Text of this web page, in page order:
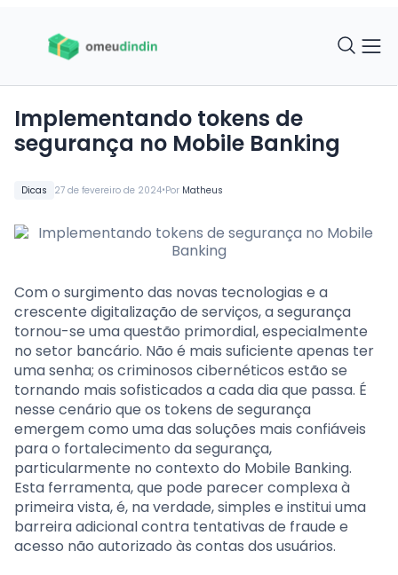
Dicas 27 de fevereiro de 2024•Por Matheus
Implementando tokens de
segurança no Mobile Banking
Com o surgimento das novas tecnologias e a
crescente digitalização de serviços, a segurança
tornou-se uma questão primordial, especialmente
no setor bancário. Não é mais suficiente apenas ter
uma senha; os criminosos cibernéticos estão se
tornando mais sofisticados a cada dia que passa. É
nesse cenário que os tokens de segurança
emergem como uma das soluções mais confiáveis
para o fortalecimento da segurança,
particularmente no contexto do Mobile Banking.
Esta ferramenta, que pode parecer complexa à
primeira vista, é, na verdade, simples e institui uma
barreira adicional contra tentativas de fraude e
acesso não autorizado às contas dos usuários.